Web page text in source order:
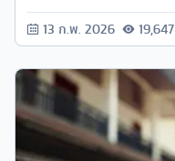
13 ก.พ. 2026 19,647